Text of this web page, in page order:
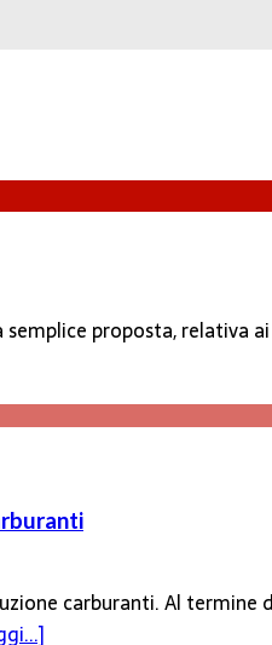
semplice proposta, relativa
carburanti. Al termine